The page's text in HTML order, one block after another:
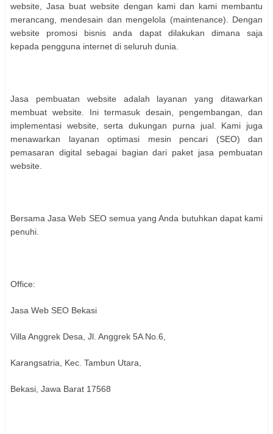
website, Jasa buat website dengan kami dan kami membantu
merancang, mendesain dan mengelola (maintenance). Dengan
website promosi bisnis anda dapat dilakukan dimana saja
kepada pengguna internet di seluruh dunia.
Jasa pembuatan website adalah layanan yang ditawarkan
membuat website. Ini termasuk desain, pengembangan, dan
implementasi website, serta dukungan purna jual. Kami juga
menawarkan layanan optimasi mesin pencari (SEO) dan
pemasaran digital sebagai bagian dari paket jasa pembuatan
website.
Bersama Jasa Web SEO semua yang Anda butuhkan dapat kami
penuhi.
Office:
Jasa Web SEO Bekasi
Villa Anggrek Desa, Jl. Anggrek 5A No.6,
Karangsatria, Kec. Tambun Utara,
Bekasi, Jawa Barat 17568